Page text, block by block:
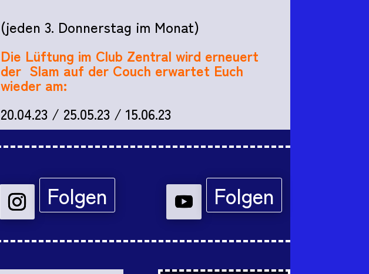
(jeden 3. Donnerstag im Monat)
Die Lüftung im Club Zentral wird erneuert
der Slam auf der Couch erwartet Euch
wieder am:
20.04.23 / 25.05.23 / 15.06.23
Folgen Folgen